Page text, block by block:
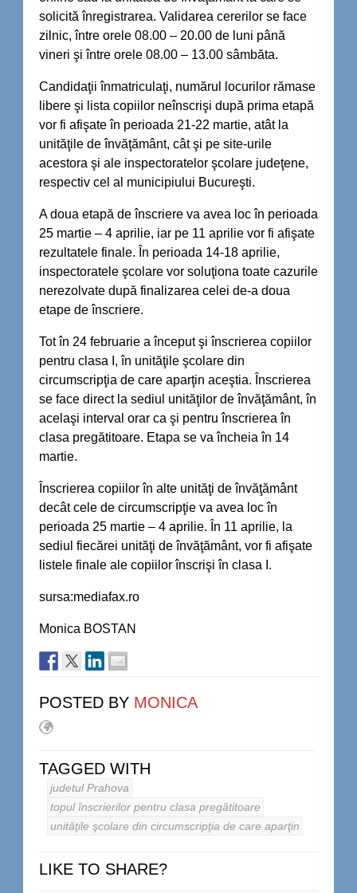
solicită înregistrarea. Validarea cererilor se face
zilnic, între orele 08.00 – 20.00 de luni până
vineri şi între orele 08.00 – 13.00 sâmbăta.
Candidaţii înmatriculaţi, numărul locurilor rămase
libere şi lista copiilor neînscrişi după prima etapă
vor fi afişate în perioada 21-22 martie, atât la
unităţile de învăţământ, cât şi pe site-urile
acestora şi ale inspectoratelor şcolare judeţene,
respectiv cel al municipiului Bucureşti.
A doua etapă de înscriere va avea loc în perioada
25 martie – 4 aprilie, iar pe 11 aprilie vor fi afişate
rezultatele finale. În perioada 14-18 aprilie,
inspectoratele şcolare vor soluţiona toate cazurile
nerezolvate după finalizarea celei de-a doua
etape de înscriere.
Tot în 24 februarie a început şi înscrierea copiilor
pentru clasa I, în unităţile şcolare din
circumscripţia de care aparţin aceştia. Înscrierea
se face direct la sediul unităţilor de învăţământ, în
acelaşi interval orar ca şi pentru înscrierea în
clasa pregătitoare. Etapa se va încheia în 14
martie.
Înscrierea copiilor în alte unităţi de învăţământ
decât cele de circumscripţie va avea loc în
perioada 25 martie – 4 aprilie. În 11 aprilie, la
sediul fiecărei unităţi de învăţământ, vor fi afişate
listele finale ale copiilor înscrişi în clasa I.
sursa:mediafax.ro
Monica BOSTAN
POSTED BY MONICA
TAGGED WITH
judetul Prahova
topul înscrierilor pentru clasa pregătitoare
unităţile şcolare din circumscripţia de care aparţin
LIKE TO SHARE?